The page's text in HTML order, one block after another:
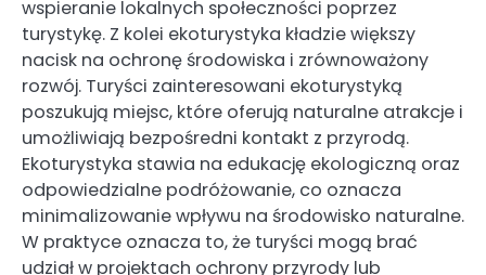
wspieranie lokalnych społeczności poprzez
turystykę. Z kolei ekoturystyka kładzie większy
nacisk na ochronę środowiska i zrównoważony
rozwój. Turyści zainteresowani ekoturystyką
poszukują miejsc, które oferują naturalne atrakcje i
umożliwiają bezpośredni kontakt z przyrodą.
Ekoturystyka stawia na edukację ekologiczną oraz
odpowiedzialne podróżowanie, co oznacza
minimalizowanie wpływu na środowisko naturalne.
W praktyce oznacza to, że turyści mogą brać
udział w projektach ochrony przyrody lub